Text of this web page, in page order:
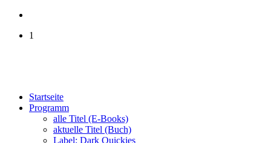
1
Startseite
Programm
alle Titel (E-Books)
aktuelle Titel (Buch)
Label: Dark Quickies